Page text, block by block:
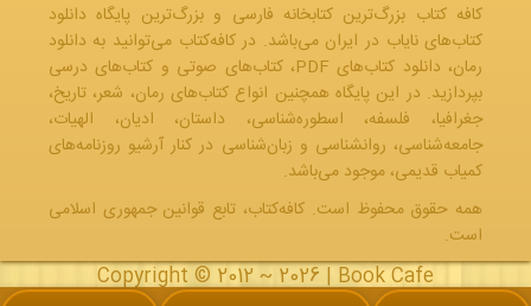
کافه کتاب بزرگ‌ترین کتابخانه فارسی و بزرگ‌ترین پایگاه دانلود
کتاب‌های نایاب در ایران می‌باشد. در کافه‌کتاب می‌توانید به دانلود
رمان، دانلود کتاب‌های PDF، کتاب‌های صوتی و کتاب‌های درسی
بپردازید. در این پایگاه همچنین انواع کتاب‌های رمان، شعر، تاریخ،
جغرافیا، فلسفه، اسطوره‌شناسی، داستان، ادیان، الهیات،
جامعه‌شناسی، روانشناسی و زبان‌شناسی در کنار آرشیو روزنامه‌های
کمیاب قدیمی، موجود می‌باشد.
همه حقوق محفوظ است. کافه‌کتاب، تابع قوانین جمهوری‌ اسلامی
است.
Copyright © 2012 ~ 2026 | Book Cafe